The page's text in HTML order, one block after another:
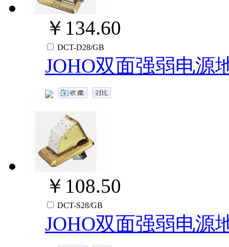
￥134.60
DCT-D28/GB
JOHO双面强弱电源
￥108.50
DCT-S28/GB
JOHO双面强弱电源